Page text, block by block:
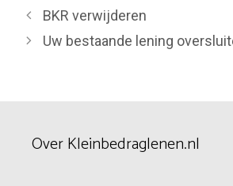
BKR verwijderen
Uw bestaande lening
Over Kleinbedraglenen.nl